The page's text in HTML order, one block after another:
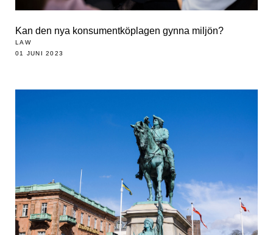
Kan den nya konsumentköplagen gynna miljön?
LAW
01 JUNI 2023